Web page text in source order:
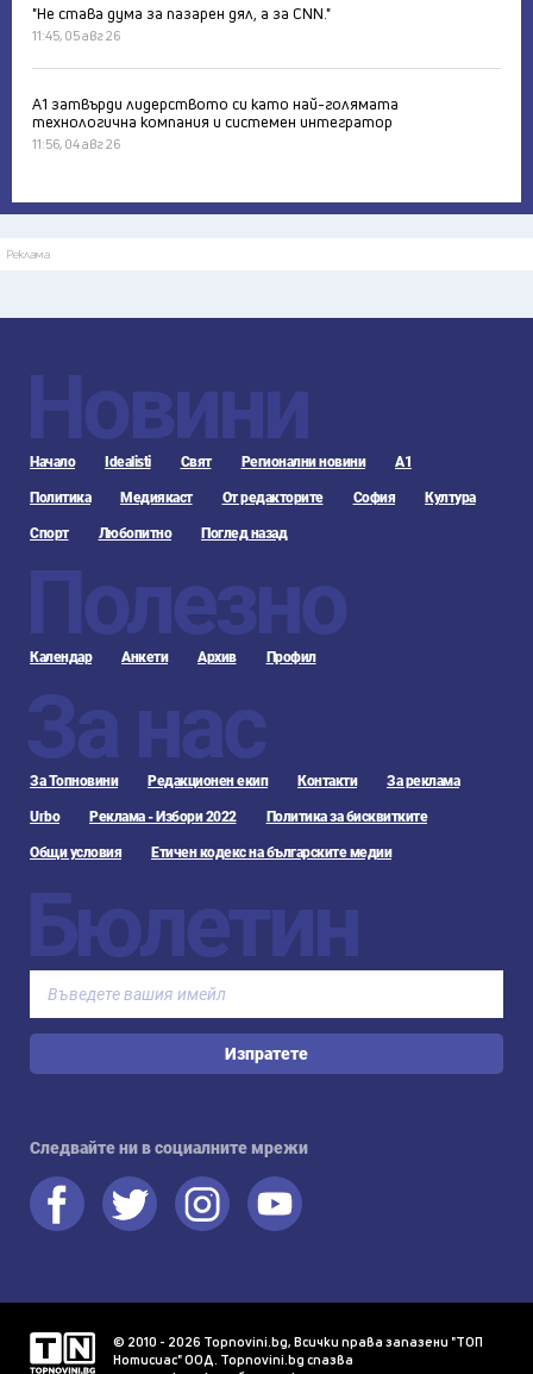
"Не става дума за пазарен дял, а за CNN."
11:45, 05 авг 26
А1 затвърди лидерството си като най-голямата
технологична компания и системен интегратор
11:56, 04 авг 26
Реклама
Новини
Начало Idealisti Свят Регионални новини А1
Политика Медиякаст От редакторите София Култура
Спорт Любопитно Поглед назад
Полезно
Календар Анкети Архив Профил
За нас
За Топновини Редакционен екип Контакти За реклама
Urbo Реклама - Избори 2022 Политика за бисквитките
Общи условия Етичен кодекс на българските медии
Бюлетин
Изпратете
Следвайте ни в социалните мрежи
© 2010 - 2026 Topnovini.bg, Всички права запазени "ТОП
Нотисиас" ООД. Topnovini.bg спазва